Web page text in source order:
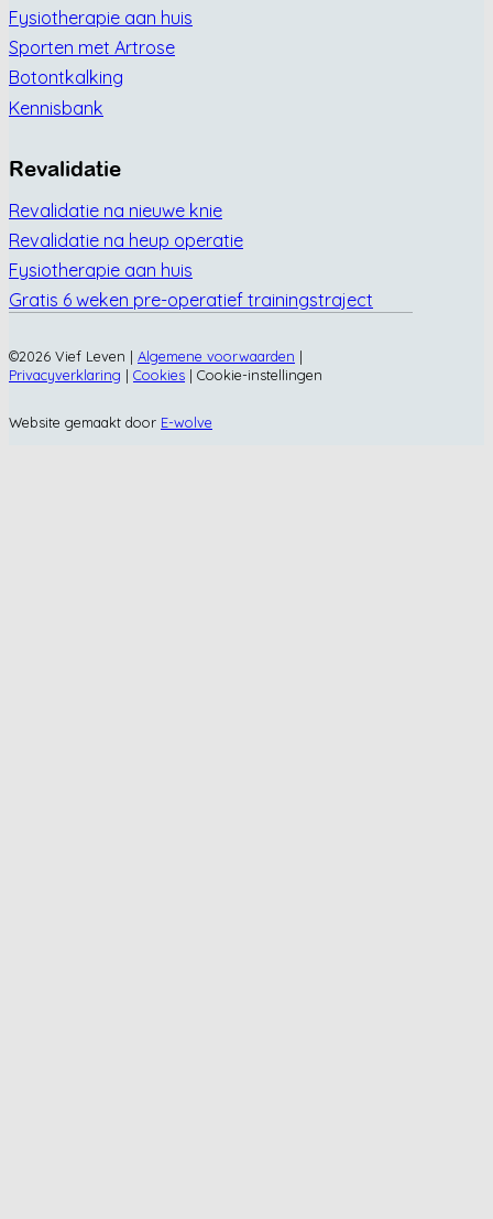
Fysiotherapie aan huis
Sporten met Artrose
Botontkalking
Kennisbank
Revalidatie
Revalidatie na nieuwe knie
Revalidatie na heup operatie
Fysiotherapie aan huis
Gratis 6 weken pre-operatief trainingstraject
©2026 Vief Leven | Algemene voorwaarden |
Privacyverklaring | Cookies | Cookie-instellingen
Website gemaakt door E-wolve